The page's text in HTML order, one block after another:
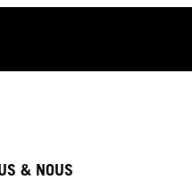
& NOUS